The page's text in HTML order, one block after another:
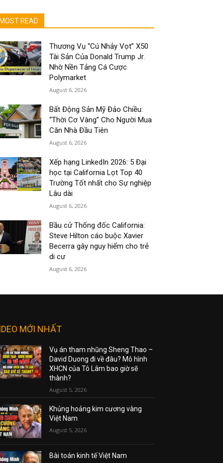
MOST READ
Thương Vụ “Cú Nhảy Vọt” X50
Tài Sản Của Donald Trump Jr.
Nhờ Nền Tảng Cá Cược
Polymarket
August 6, 2026
Bất Động Sản Mỹ Đảo Chiều:
“Thời Cơ Vàng” Cho Người Mua
Căn Nhà Đầu Tiên
August 6, 2026
Xếp hạng LinkedIn 2026: 5 Đại
học tại California Lọt Top 40
Trường Tốt nhất cho Sự nghiệp
Lâu dài
August 6, 2026
Bầu cử Thống đốc California:
Steve Hilton cáo buộc Xavier
Becerra gây nguy hiểm cho trẻ
di cư
August 6, 2026
MỚI NHẤT
Vụ án tham nhũng Sheng Thao –
David Duong đi về đâu? Mô hình
XHCN của Tô Lâm bao giờ sẽ
thành?
August 5, 2026
Khủng hoảng kim cương vàng
Việt Nam
August 5, 2026
Bài toán kinh tế Việt Nam